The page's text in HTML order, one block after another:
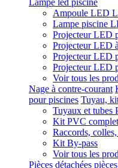
Lampe led piscine
Ampoule LED
Lampe piscine
Projecteur LED
Projecteur LED
Projecteur LED
Projecteur LED
Voir tous les
Nage à contre-courant
pour piscines Tuyau,
Tuyaux et tubes
Kit PVC
Raccords,
Kit By-pass
Voir tous les
Pièces détachées